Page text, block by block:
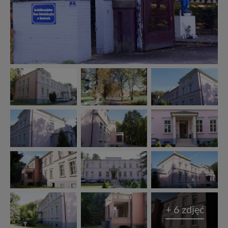
+ 6 zdjęć
zgody, dzięki której, będziemy mogli elementy serwisu
dostosować do Twoich preferencji. Twoje dane (w tym
pliki cookies) będą zapisywane w celu usprawnienia
serwisu (zapamiętywanie pozycji na mapach, ostatnie
wyszukania, ulubione miejsca, logowania, itp).
Bezpieczeństwo Twoich danych jest dla nas
priorytetowe, bez poinformowania Ciebie nie będziemy
zmieniać zakresu naszych uprawnień. Twoje dane są u
nas bezpieczne, jeśli masz wątpliwości co do naszych
intencji, zawsze możesz wycofać swoją zgodę. Więcej
informacji uzyskach w naszejPolityce Prywatności.
Klikając znak X lub przycisk PRZEJDŹ DO SERWISU
wyrażasz zgodę na przetwarzanie Twoich danych.
Nasz serwis nie wykorzystuje oraz nie udostępnia
Twoich danych innym podmiotom oraz osobom
trzecim. Wyjątkiem jest sytuacja, gdy przekazanie
Twoich danych jest elementem usługi (przekazanie
danych z formularza kontaktowego, przekazanie danych
w przypadku rezerwacji usług typu: nocleg, czartery,
itp). Więcej informacji o zasadach i funkcjonalności
serwisu w
Regulaminie Serwisu